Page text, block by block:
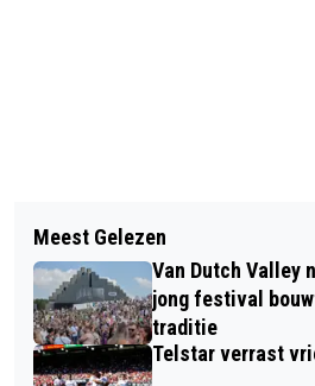
'VILLAGE OF
HOUSE' DURING
QUALIFICATIONS
POLITIE CONTROLEERT
BOETES VOOR LINKS
ONDER INVLOED EN
TELEFOON
Meest Gelezen
Van Dutch Valley
jong festival
traditie
Telstar verrast